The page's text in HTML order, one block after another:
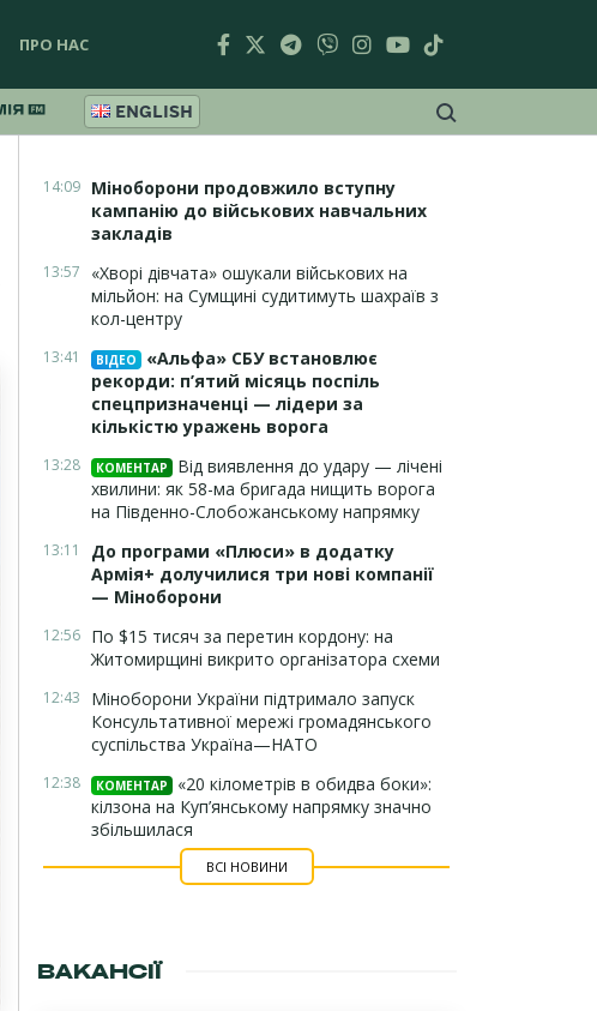
ПРО НАС
ENGLISH
14:09 Міноборони продовжило вступну
кампанію до військових навчальних
закладів
13:57
«Хворі дівчата» ошукали військових на
мільйон: на Сумщині судитимуть шахраїв з
кол-центру
13:41 ВІДЕО
«Альфа» СБУ встановлює
рекорди: п’ятий місяць поспіль
спецпризначенці — лідери за
кількістю уражень ворога
13:28 КОМЕНТАР
Від виявлення до удару — лічені
хвилини: як 58-ма бригада нищить ворога
на Південно-Слобожанському напрямку
13:11
До програми «Плюси» в додатку
Армія+ долучилися три нові компанії
— Міноборони
12:56 По $15 тисяч за перетин кордону: на
Житомирщині викрито організатора схеми
12:43
Міноборони України підтримало запуск
Консультативної мережі громадянського
суспільства Україна—НАТО
12:38 КОМЕНТАР
«20 кілометрів в обидва боки»:
кілзона на Куп’янському напрямку значно
збільшилася
ВСІ НОВИНИ
ВАКАНСІЇ